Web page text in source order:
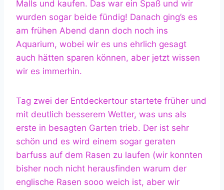
Malls und kaufen. Das war ein Spaß und wir
wurden sogar beide fündig! Danach ging’s es
am frühen Abend dann doch noch ins
Aquarium, wobei wir es uns ehrlich gesagt
auch hätten sparen können, aber jetzt wissen
wir es immerhin.
Tag zwei der Entdeckertour startete früher und
mit deutlich besserem Wetter, was uns als
erste in besagten Garten trieb. Der ist sehr
schön und es wird einem sogar geraten
barfuss auf dem Rasen zu laufen (wir konnten
bisher noch nicht herausfinden warum der
englische Rasen sooo weich ist, aber wir